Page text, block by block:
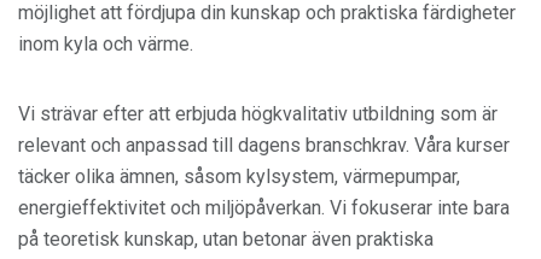
möjlighet att fördjupa din kunskap och praktiska färdigheter
inom kyla och värme.
Vi strävar efter att erbjuda högkvalitativ utbildning som är
relevant och anpassad till dagens branschkrav. Våra kurser
täcker olika ämnen, såsom kylsystem, värmepumpar,
energieffektivitet och miljöpåverkan. Vi fokuserar inte bara
på teoretisk kunskap, utan betonar även praktiska